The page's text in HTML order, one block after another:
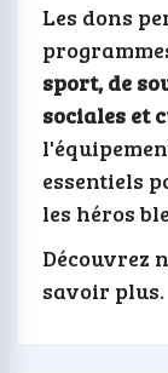
Les dons
sport, de
sociales et
essentiels
les héros
Découvrez
savoir plus.